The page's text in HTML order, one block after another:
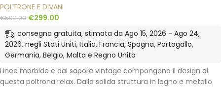
POLTRONE E DIVANI
€592.00 €299.00
consegna gratuita, stimata da Ago 15, 2026 - Ago 24,
2026, negli Stati Uniti, Italia, Francia, Spagna, Portogallo,
Germania, Belgio, Malta e Regno Unito
Linee morbide e dal sapore vintage compongono il design di
questa poltrona relax. Dalla solida struttura in legno e metallo